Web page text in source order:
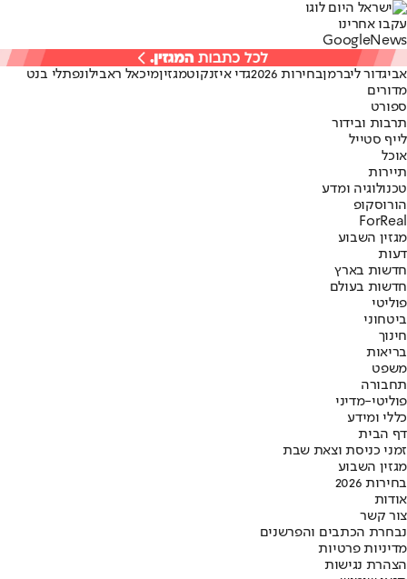
עקבו אחרינו
Googl eNews
אביגדור ליברמןבחירות 2026 גדי איזנקוטמגזיןמיכאל ראבילונפתלי בנט
מדורים
ספורט
תרבות ובידור
לייף סטייל
אוכל
תיירות
טכנולוגיה ומדע
הורוסקופ
ForReal
מגזין השבוע
דעות
חדשות בארץ
חדשות בעולם
פוליטי
ביטחוני
חינוך
בריאות
משפט
תחבורה
פוליטי-מדיני
כללי ומידע
דף הבית
זמני כניסת וצאת שבת
מגזין השבוע
בחירות 2026
אודות
צור קשר
נבחרת הכתבים והפרשנים
מדיניות פרטיות
הצהרת נגישות